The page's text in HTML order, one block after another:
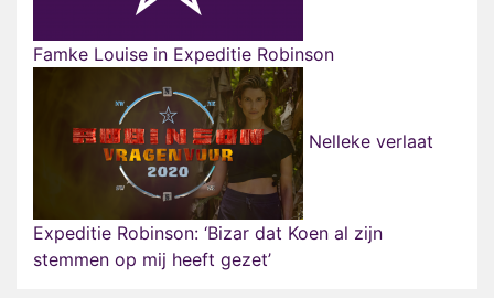
Famke Louise in Expeditie Robinson
Nelleke verlaat
Expeditie Robinson: ‘Bizar dat Koen al zijn
stemmen op mij heeft gezet’